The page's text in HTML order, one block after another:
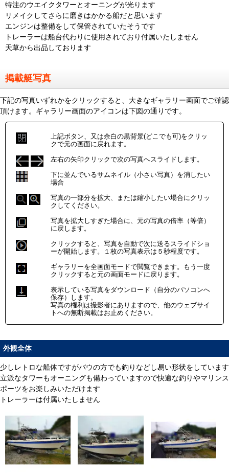
特注のウエイクタワーとオーニングが光ります
リメイクしてさらに磨きはかかる船だと思います
エンジンは整備をして保管されていたそうです
トレーラーは船台代わりに使用されており付属いたしません
天草から出品しております
掲載艇写真
下記の写真いずれかをクリックすると、大きなギャラリー画面でご確認
頂けます。ギャラリー画面のアイコンは下図の通りです。
上記ボタン、又は余白の黒背景(どこでも可)をクリッ
クで元の画面に戻れます。
左右の矢印クリックで次の写真へスライドします。
下に並んでいるサムネイル（小さい写真）を消したい
場合
写真の一部分を拡大、または縮小したい場合にクリッ
クしてください。
写真を拡大しすぎた場合に、元の写真の倍率（等倍）
に戻します。
クリックすると、写真を自動で次に送るスライドショ
ーが開始します。１枚の写真表示は５秒程度です。
ギャラリーを全画面モードで閲覧できます。もう一度
クリックすると元の画面モードに戻ります。
表示している写真をダウンロード（自分のパソコンへ
保存）します。
写真の権利は撮影者にありますので、他のウェブサイ
トへの無断掲載はお止めください。
外観全体
少しレトロな船体ですがバウの方でも釣りなどし易い形状をしています
立派なタワーもオーニングも備わっていますので快適な釣りやマリンス
ポーツをお楽しみいただけます
トレーラーは付属いたしません